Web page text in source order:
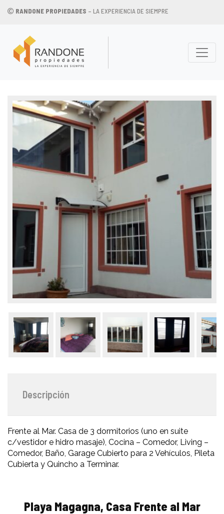
RANDONE PROPIEDADES – LA EXPERIENCIA DE SIEMPRE
Descripción
Frente al Mar. Casa de 3 dormitorios (uno en suite
c/vestidor e hidro masaje), Cocina – Comedor, Living –
Comedor, Baño, Garage Cubierto para 2 Vehículos, Pileta
Cubierta y Quincho a Terminar.
Playa Magagna, Casa Frente al Mar